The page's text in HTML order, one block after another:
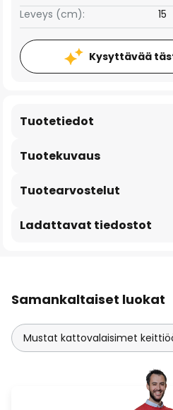
Leveys (cm): 15
Kysyttävää
Tuotekuvaus
Tuotetiedot
Tuotearvostelut
Ladattavat tiedostot
Samankaltaiset luokat
Mustat kattovalaisimet